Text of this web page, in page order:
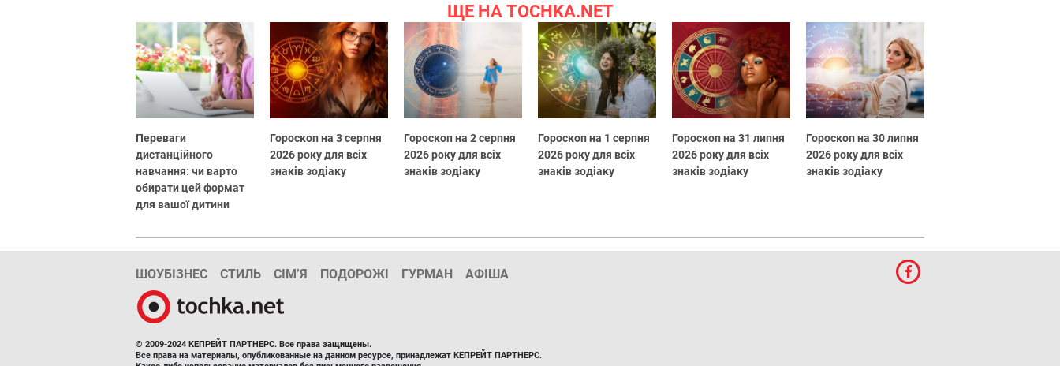
ЩЕ НА TOCHKA.NET
Переваги
дистанційного
навчання: чи варто
обирати цей формат
для вашої дитини
Гороскоп на 3 серпня
2026 року для всіх
знаків зодіаку
Гороскоп на 2 серпня
2026 року для всіх
знаків зодіаку
Гороскоп на 1 серпня
2026 року для всіх
знаків зодіаку
Гороскоп на 31 липня
2026 року для всіх
знаків зодіаку
Гороскоп на 30 липня
2026 року для всіх
знаків зодіаку
ШОУБІЗНЕС СТИЛЬ СІМ’Я ПОДОРОЖІ ГУРМАН АФІША
© 2009-2024 КЕПРЕЙТ ПАРТНЕРС. Все права защищены.
Все права на материалы, опубликованные на данном ресурсе, принадлежат КЕПРЕЙТ ПАРТНЕРС.